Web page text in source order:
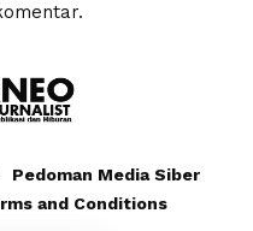
Pedoman Media Siber
and Conditions